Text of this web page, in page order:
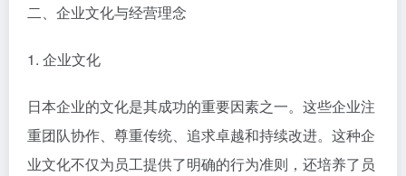
二、企业文化与经营理念
1. 企业文化
日本企业的文化是其成功的重要因素之一。这些企业注
重团队协作、尊重传统、追求卓越和持续改进。这种企
业文化不仅为员工提供了明确的行为准则，还培养了员